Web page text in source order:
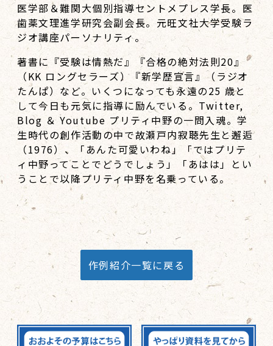
医学部＆難関大個別指導セントメプレス学長。医
歯薬文理進学研究会副会長。元旺文社大学受験ラ
ジオ講座パーソナリティ。
著書に『受験は情熱だ』『合格の絶対法則20』
（KK ロングセラーズ）『新学歴宣言』（ラジオ
たんぱ）など。いくつになっても永遠の25 歳と
して今日も元気に指導に励んでいる。Twitter,
Blog ＆ Youtube プリティ中野の一問入魂。学
生時代の創作活動の中で故瀬戸内寂聴先生と邂逅
（1976）、「あんた可愛いわね」「ではプリテ
ィ中野ってことでどうでしょう」「あはは」とい
うことで以降プリティ中野を名乗っている。
作例紹介一覧に戻る